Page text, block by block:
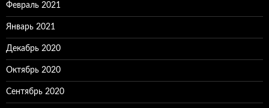
Февраль 2021
Январь 2021
Декабрь 2020
Октябрь 2020
Сентябрь 2020